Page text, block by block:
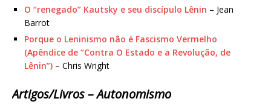
O “renegado” Kautsky e seu discípulo Lênin – Jean
Barrot
Porque o Leninismo não é Fascismo Vermelho
(Apêndice de “Contra O Estado e a Revolução, de
Lênin”) – Chris Wright
Artigos/Livros – Autonomismo